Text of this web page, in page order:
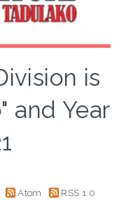
is
and Year
Atom
RSS 1.0